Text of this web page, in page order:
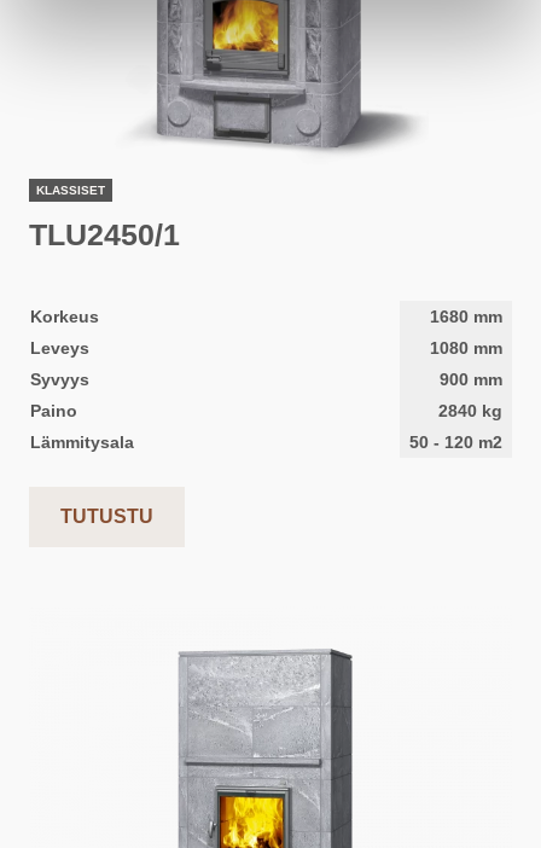
KLASSISET
TLU2450/1
Korkeus 1680 mm
Leveys
1080 mm
Syvyys
900 mm
Paino
2840 kg
Lämmitysala
50 - 120 m2
TUTUSTU